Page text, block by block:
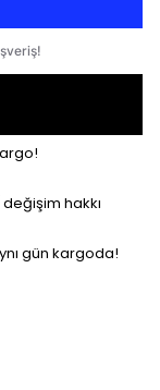
hakkı
gün kargoda!